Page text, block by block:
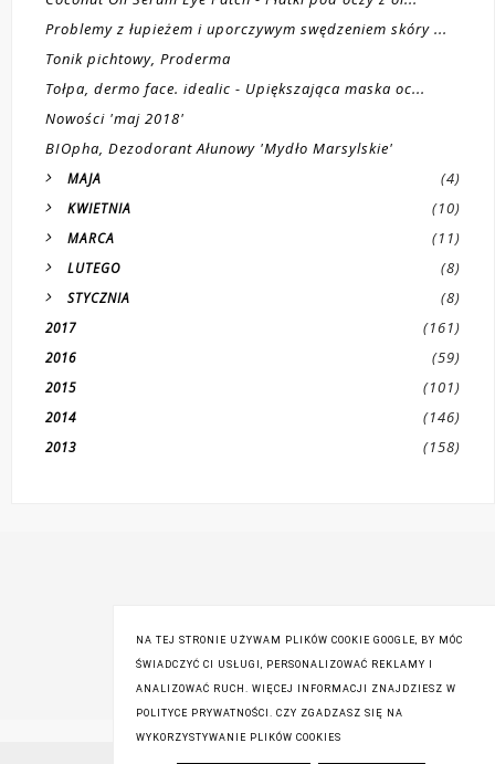
Problemy z łupieżem i uporczywym swędzeniem skóry ...
Tonik pichtowy, Proderma
Tołpa, dermo face. idealic - Upiększająca maska oc...
Nowości 'maj 2018'
BIOpha, Dezodorant Ałunowy 'Mydło Marsylskie'
MAJA (4)
KWIETNIA (10)
MARCA (11)
LUTEGO (8)
STYCZNIA (8)
2017 (161)
2016 (59)
2015 (101)
2014 (146)
2013 (158)
NA TEJ STRONIE UŻYWAM PLIKÓW COOKIE GOOGLE, BY MÓC
ŚWIADCZYĆ CI USŁUGI, PERSONALIZOWAĆ REKLAMY I
ANALIZOWAĆ RUCH. WIĘCEJ INFORMACJI ZNAJDZIESZ W
POLITYCE PRYWATNOŚCI. CZY ZGADZASZ SIĘ NA
WYKORZYSTYWANIE PLIKÓW COOKIES